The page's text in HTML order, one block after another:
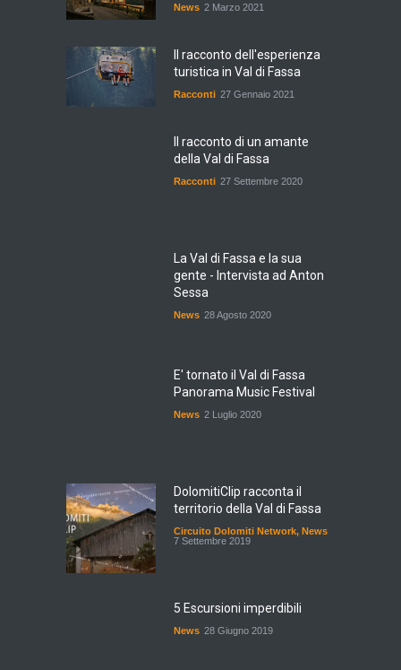
News 2 Marzo 2021
Il racconto dell'esperienza
turistica in Val di Fassa
Racconti 27 Gennaio 2021
Il racconto di un amante
della Val di Fassa
Racconti 27 Settembre 2020
La Val di Fassa e la sua
gente - Intervista ad Anton
Sessa
News 28 Agosto 2020
E' tornato il Val di Fassa
Panorama Music Festival
News 2 Luglio 2020
DolomitiClip racconta il
territorio della Val di Fassa
Circuito Dolomiti Network, News
7 Settembre 2019
5 Escursioni imperdibili
News 28 Giugno 2019